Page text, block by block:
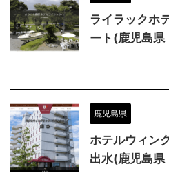
ライラックホ
ート(鹿児島県
鹿児島県
ホテルウィン
出水(鹿児島県